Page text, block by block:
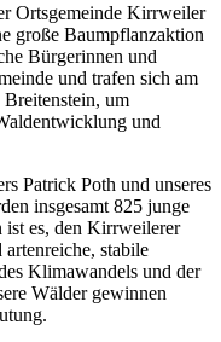
Ortsgemeinde Kirrweiler
große Baumpflanzaktion
Bürgerinnen und
und trafen sich am
Breitenstein, um
und
Patrick Poth und unseres
insgesamt 825 junge
ist es, den Kirrweilerer
stabile
Klimawandels und der
Wälder gewinnen